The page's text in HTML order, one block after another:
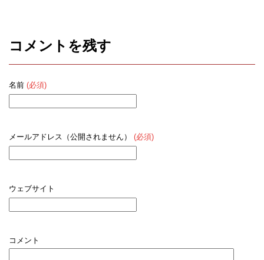
コメントを残す
名前 (必須)
メールアドレス（公開されません） (必須)
ウェブサイト
コメント